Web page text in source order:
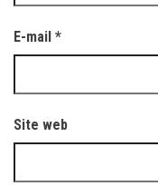
E-mail *
Site web